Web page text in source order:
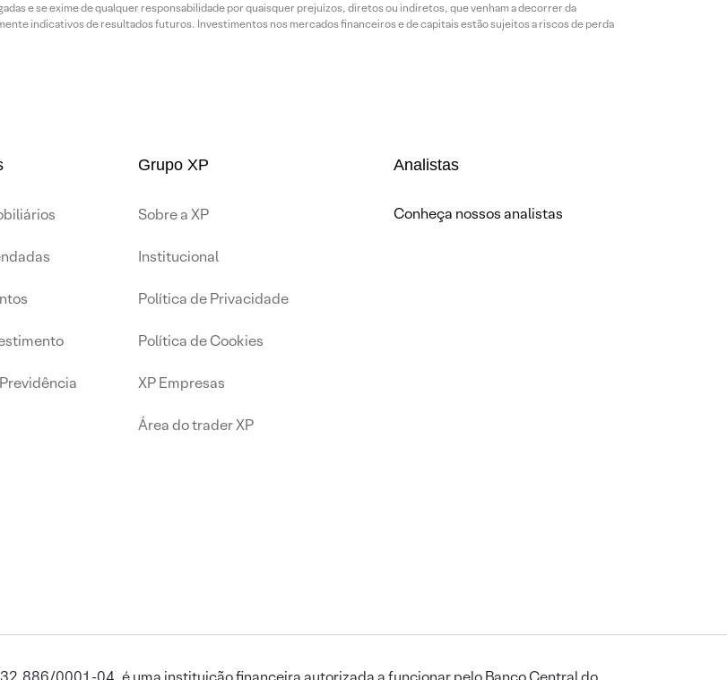
e se exime de qualquer responsabilidade por quaisquer prejuízos, diretos ou indiretos, que venham a decorrer da
indicativos de resultados futuros. Investimentos nos mercados financeiros e de capitais estão sujeitos a riscos de perda
Grupo XP
Sobre a XP
Institucional
Política de Privacidade
Política de Cookies
XP Empresas
Área do trader XP
Analistas
Conheça nossos analistas